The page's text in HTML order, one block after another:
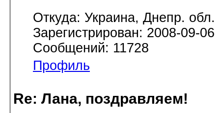
Откуда: Украина, Днепр. обл.
Зарегистрирован: 2008-09-06
Сообщений: 11728
Профиль
Re: Лана, поздравляем!